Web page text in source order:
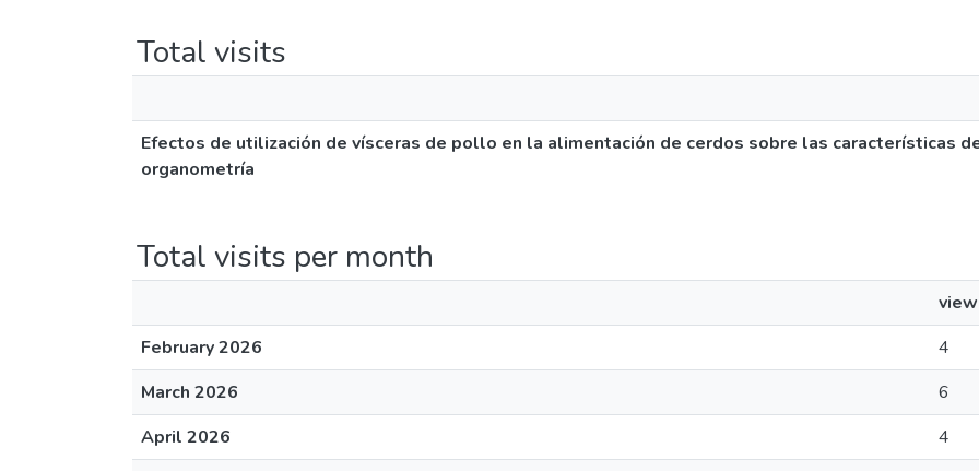
Total visits
Efectos de utilización de vísceras de pollo en la alimentación de cerdos sobre las características
organometría
Total visits per month
February 2026
4
March 2026
6
April 2026
4